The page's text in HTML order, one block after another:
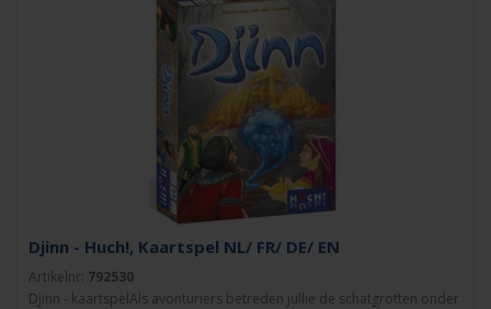
Djinn - Huch!, Kaartspel NL/ FR/ DE/ EN
Artikelnr: 792530
Djinn - kaartspelAls avonturiers betreden jullie de schatgrotten onder